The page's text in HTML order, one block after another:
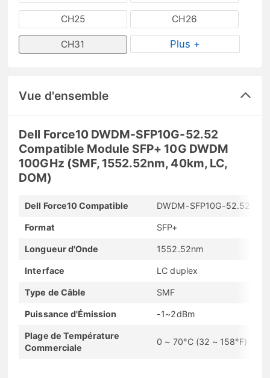
CH25 CH26
CH31 Plus +
Vue d'ensemble
Dell Force10 DWDM-SFP10G-52.52
Compatible Module SFP+ 10G DWDM
100GHz (SMF, 1552.52nm, 40km, LC,
DOM)
Dell Force10 Compatible DWDM-SFP10G-52.52
Format SFP+
Longueur d'Onde 1552.52nm
Interface LC duplex
Type de Câble SMF
Puissance d'Émission -1~2dBm
Plage de Température
Commerciale
0 ~ 70°C (32 ~ 158°F)